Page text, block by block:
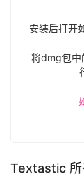
安装后打开
将dmg包中
Textastic 所